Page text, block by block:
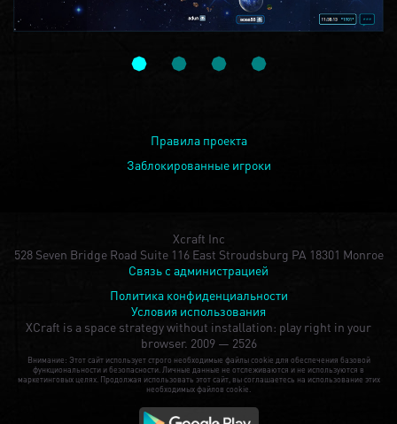
Правила проекта
Заблокированные игроки
Xcraft Inc
528 Seven Bridge Road Suite 116 East Stroudsburg PA 18301 Monroe
Связь с администрацией
Политика конфиденциальности
Условия использования
XCraft is a space strategy without installation: play right in your
browser. 2009 — 2526
Внимание: Этот сайт использует строго необходимые файлы cookie для обеспечения базовой
функциональности и безопасности. Личные данные не отслеживаются и не используются в
маркетинговых целях. Продолжая использовать этот сайт, вы соглашаетесь на использование этих
необходимых файлов cookie.